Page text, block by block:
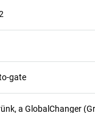
gate
a GlobalChanger